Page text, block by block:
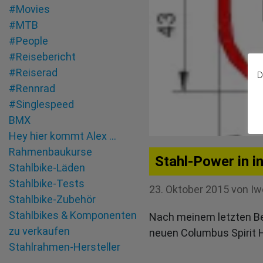
#Movies
#MTB
#People
#Reisebericht
#Reiserad
#Rennrad
#Singlespeed
BMX
Hey hier kommt Alex …
Rahmenbaukurse
Stahlbike-Läden
Stahlbike-Tests
Stahlbike-Zubehör
Stahlbikes & Komponenten
zu verkaufen
Stahlrahmen-Hersteller
Stahl-Power in
23. Oktober 2015von
Nach meinem letzten
neuen Columbus Spirit